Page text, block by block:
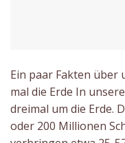
Ein paar Fakten über
mal die Erde In
dreimal um die Erde.
oder 200 Millionen